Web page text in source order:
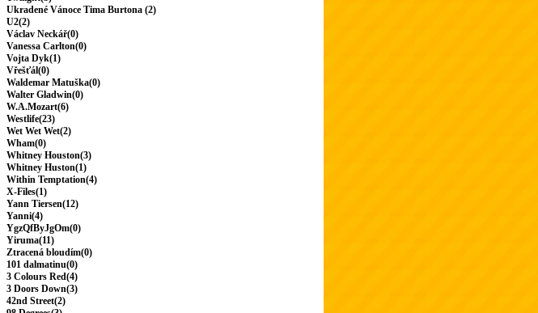
Ukradené Vánoce Tima Burtona (2)
U2(2)
Václav Neckář(0)
Vanessa Carlton(0)
Vojta Dyk(1)
Vřešťál(0)
Waldemar Matuška(0)
Walter Gladwin(0)
W.A.Mozart(6)
Westlife(23)
Wet Wet Wet(2)
Wham(0)
Whitney Houston(3)
Whitney Huston(1)
Within Temptation(4)
X-Files(1)
Yann Tiersen(12)
Yanni(4)
YgzQfByJgOm(0)
Yiruma(11)
Ztracená bloudím(0)
101 dalmatinu(0)
3 Colours Red(4)
3 Doors Down(3)
42nd Street(2)